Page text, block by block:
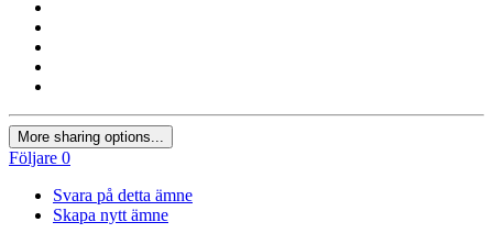
More sharing options...
Följare 0
Svara på detta ämne
Skapa nytt ämne